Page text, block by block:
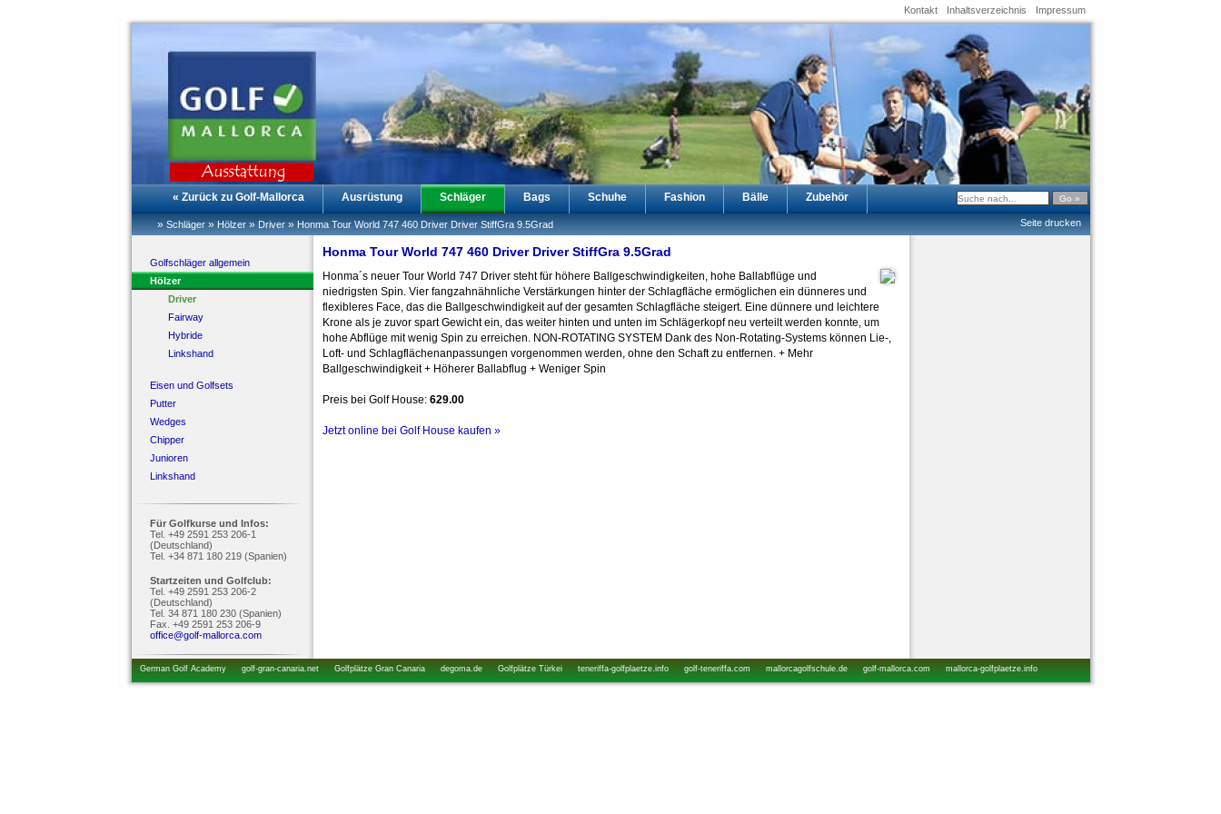
Kontakt Inhaltsverzeichnis Impressum
« Zurück zu Golf-Mallorca Ausrüstung Schläger Bags Schuhe Fashion Bälle Zubehör
Seite drucken
» Schläger» Hölzer» Driver» Honma Tour World 747 460 Driver Driver StiffGra 9.5Grad
Golfschläger allgemein
Hölzer
Driver
Fairway
Hybride
Linkshand
Eisen und Golfsets
Putter
Wedges
Chipper
Junioren
Linkshand
Für Golfkurse und Infos:
Tel. +49 2591 253 206-1
(Deutschland)
Tel. +34 871 180 219 (Spanien)
Startzeiten und Golfclub:
Tel. +49 2591 253 206-2
(Deutschland)
Tel. 34 871 180 230 (Spanien)
Fax. +49 2591 253 206-9
office@golf-mallorca.com
Honma Tour World 747 460 Driver Driver StiffGra 9.5Grad
Honma´s neuer Tour World 747 Driver steht für höhere Ballgeschwindigkeiten, hohe Ballabflüge und
niedrigsten Spin. Vier fangzahnähnliche Verstärkungen hinter der Schlagfläche ermöglichen ein dünneres und
flexibleres Face, das die Ballgeschwindigkeit auf der gesamten Schlagfläche steigert. Eine dünnere und leichtere
Krone als je zuvor spart Gewicht ein, das weiter hinten und unten im Schlägerkopf neu verteilt werden konnte, um
hohe Abflüge mit wenig Spin zu erreichen. NON-ROTATING SYSTEM Dank des Non-Rotating-Systems können Lie-,
Loft- und Schlagflächenanpassungen vorgenommen werden, ohne den Schaft zu entfernen. + Mehr
Ballgeschwindigkeit + Höherer Ballabflug + Weniger Spin
Preis bei Golf House: 629.00
Jetzt online bei Golf House kaufen »
German Golf Academy golf-gran-canaria.net Golfplätze Gran Canaria degoma.de Golfplätze Türkei teneriffa-golfplaetze.info golf-teneriffa.com mallorcagolfschule.de golf-mallorca.com mallorca-golfplaetze.info
startzeiten.de golfkurs-urlaub.de